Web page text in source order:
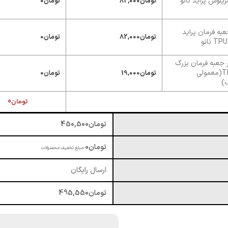
فرمان پراید
تومان82,000 تومان0
جعبه فرمان بزرگ
پراید TPU(معمولی
تومان19,000 تومان0
تومان0
تومان450,500
تومان0-مبلغ تخفیف محصولات
ارسال رایگان
تومان495,550